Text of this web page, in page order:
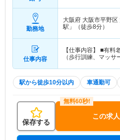
勤務地
大阪府 大阪市平野区
駅」（徒歩8分）
仕事内容
【仕事内容】 ■有料
（歩行訓練、マッサ
駅から徒歩10分以内 車通勤可
保存する
この求